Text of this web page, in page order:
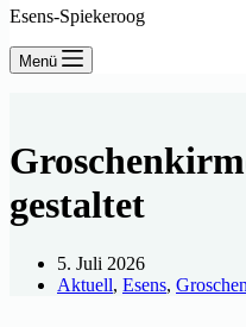
Esens-Spiekeroog
Menü
gestaltet
5. Juli 2026
Aktuell, Esens,